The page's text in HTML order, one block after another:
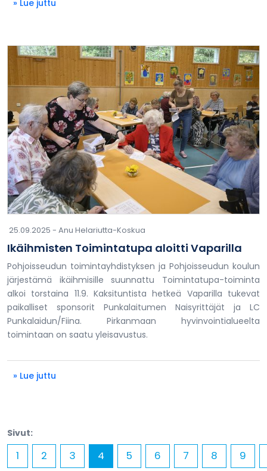
» Lue juttu
25.09.2025 - Anu Helariutta-Koskua
Ikäihmisten Toimintatupa aloitti Vaparilla
Pohjoisseudun toimintayhdistyksen ja Pohjoisseudun koulun
järjestämä ikäihmisille suunnattu Toimintatupa-toiminta
alkoi torstaina 11.9. Kaksituntista hetkeä Vaparilla tukevat
paikalliset sponsorit Punkalaitumen Naisyrittäjät ja LC
Punkalaidun/Fiina. Pirkanmaan hyvinvointialueelta
toimintaan on saatu yleisavustus.
» Lue juttu
Sivut:
1 2 3 4 5 6 7 8 9